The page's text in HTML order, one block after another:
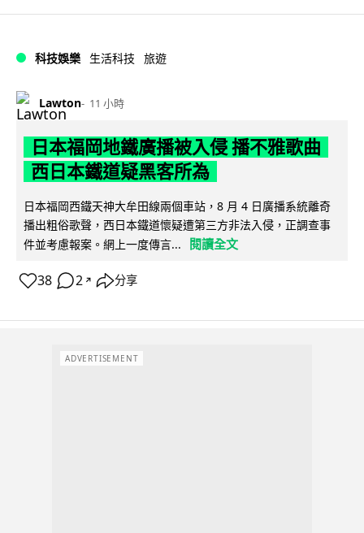
科技娛樂 生活科技 旅遊
Lawton 11 小時
日本福岡地鐵廣播被入侵 播不雅歌曲
西日本鐵道疑黑客所為
日本福岡西鐵天神大牟田線兩個車站，8 月 4 日廣播系統離奇
播出粗俗歌聲，西日本鐵道懷疑遭第三方非法入侵，正調查事
件並考慮報案。網上一度傳言...
閱讀全文
38 2 ↗ 分享
ADVERTISEMENT